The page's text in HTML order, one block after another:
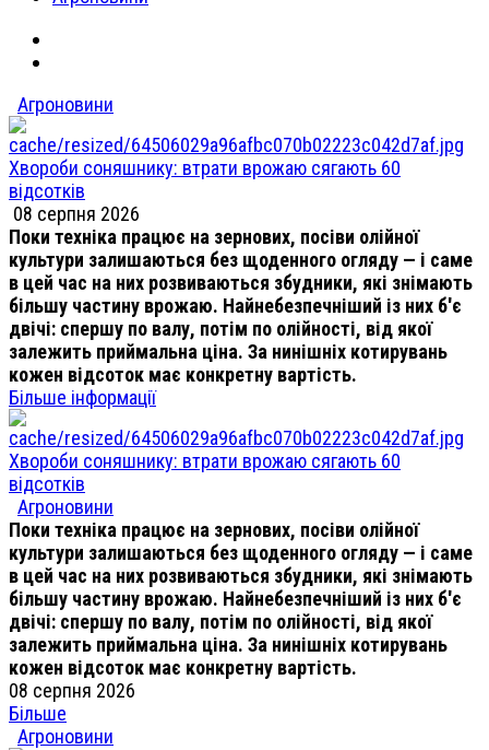
Агроновини
Хвороби соняшнику: втрати врожаю сягають 60
відсотків
08 серпня 2026
Поки техніка працює на зернових, посіви олійної
культури залишаються без щоденного огляду — і саме
в цей час на них розвиваються збудники, які знімають
більшу частину врожаю. Найнебезпечніший із них б'є
двічі: спершу по валу, потім по олійності, від якої
залежить приймальна ціна. За нинішніх котирувань
кожен відсоток має конкретну вартість.
Більше інформації
Хвороби соняшнику: втрати врожаю сягають 60
відсотків
Агроновини
Поки техніка працює на зернових, посіви олійної
культури залишаються без щоденного огляду — і саме
в цей час на них розвиваються збудники, які знімають
більшу частину врожаю. Найнебезпечніший із них б'є
двічі: спершу по валу, потім по олійності, від якої
залежить приймальна ціна. За нинішніх котирувань
кожен відсоток має конкретну вартість.
08 серпня 2026
Більше
Агроновини